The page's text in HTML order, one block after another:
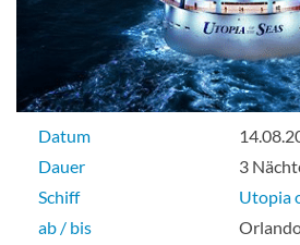
Datum
Dauer
3
Schiff
Utopia
ab / bis